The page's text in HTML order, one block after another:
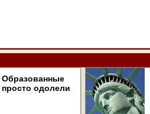
Образованные
просто одолели